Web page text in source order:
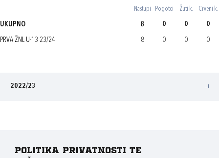
Nastupi Pogotci Žuti k. Crveni k.
UKUPNO 8 0 0 0
PRVA ŽNL U-13 23/24 8 0 0 0
2022/23
Politika privatnosti te